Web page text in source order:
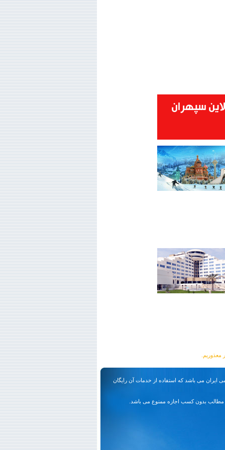
ایران می باشد که استفاده از خدمات آن رایگان
بدون کسب اجازه ممنوع می باشد.